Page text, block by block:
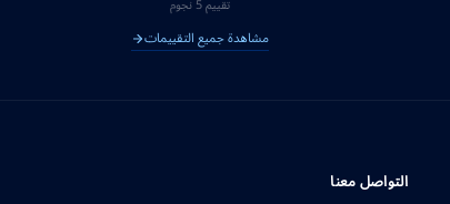
تقييم 5 نجوم
مشاهدة جميع التقييمات
التواصل معنا